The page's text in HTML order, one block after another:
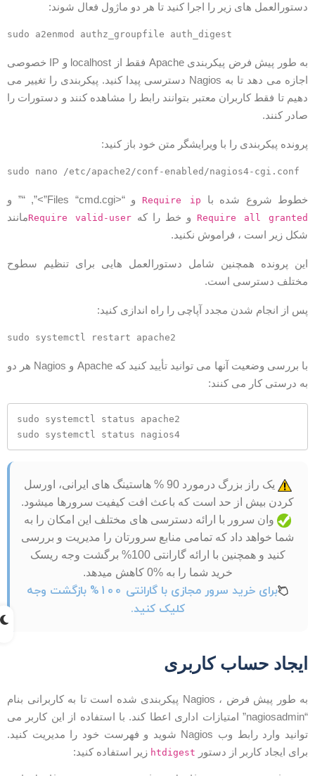
های زیر را اجرا کنید تا هر دو ماژول فعال شوند:
به طور پیش فرض پیکربندی Apache فقط از localhost و IP خصوصی
اجازه می دهد تا به Nagios دسترسی پیدا کنید. پیکربندی را تغییر می
تا فقط کاربران معتبر بتوانند رابط را مشاهده کنند و دستورات را
کنند.
پیکربندی را با ویرایشگر متن خود باز کنید:
شروع شده باRequire ipو “<Files “cmd.cgi”>”, “” و
Require allو خط را کهRequire valid-userمانند
زیر است ، فراموش نکنید.
پرونده همچنین شامل دستورالعمل هایی برای تنظیم سطوح
دسترسی است.
از انجام شدن مجدد آپاچی را راه اندازی کنید:
با بررسی وضعیت آنها می توانید تأیید کنید که Apache و Nagios هر دو
درستی کار می کنند:
sudo systemctl status apache2
sudo systemctl status nagios4
یک راز بزرگ درمورد 90 % هاستینگ های ایرانی، اورسل
کردن بیش از حد است که باعث افت کیفیت سرورها میشود.
وان سرور با ارائه دسترسی های مختلف این امکان را به
شما خواهد داد که تمامی منابع سرورتان را مدیریت و بررسی
کنید و همچنین با ارائه گارانتی 100% برگشت وجه ریسک
خرید شما را به %0 کاهش میدهد.
برای خرید سرور مجازی با گارانتی 100% بازگشت وجه
کلیک کنید.
حساب کاربری
به طور پیش فرض ، Nagios پیکربندی شده است تا به کاربرانی بنام
“nagiosadmin” امتیازات اداری اعطا کند. با استفاده از این کاربر می
توانید وارد رابط وب Nagios شوید و فهرست خود را مدیریت کنید.
ایجاد کاربر از دستورhtdigestزیر استفاده کنید: